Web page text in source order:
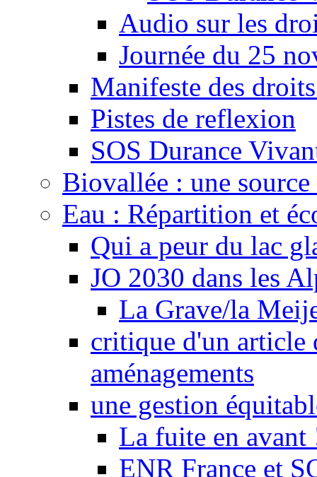
Audio sur les
Journée du 25
Manifeste des
Pistes de reflexion
SOS Durance
Biovallée : une
Eau : Répartition et
Qui a peur du lac
JO 2030 dans les
La Grave/la
critique d'un article
aménagements
une gestion
La fuite en avant
ENR France et